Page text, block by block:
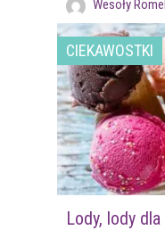
Wesoły
CIEKAWOSTKI
Lody, lody